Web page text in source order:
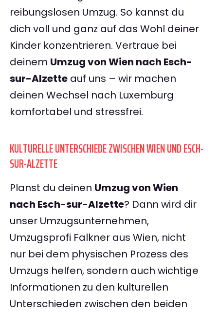
reibungslosen Umzug. So kannst du
dich voll und ganz auf das Wohl deiner
Kinder konzentrieren. Vertraue bei
deinem Umzug von Wien nach Esch-
sur-Alzette auf uns – wir machen
deinen Wechsel nach Luxemburg
komfortabel und stressfrei.
KULTURELLE UNTERSCHIEDE ZWISCHEN WIEN UND ESCH-
SUR-ALZETTE
Planst du deinen Umzug von Wien
nach Esch-sur-Alzette? Dann wird dir
unser Umzugsunternehmen,
Umzugsprofi Falkner aus Wien, nicht
nur bei dem physischen Prozess des
Umzugs helfen, sondern auch wichtige
Informationen zu den kulturellen
Unterschieden zwischen den beiden